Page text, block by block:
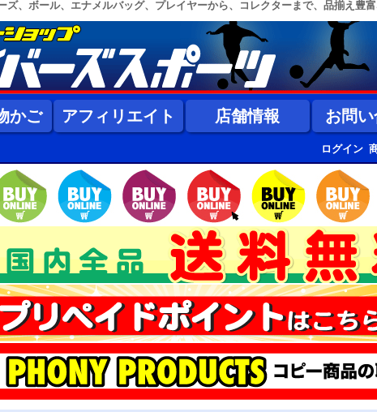
ズ、ボール、エナメルバッグ、プレイヤーから、コレクターまで、品揃え豊
かご アフィリエイト 店舗情報 お問
ログイン